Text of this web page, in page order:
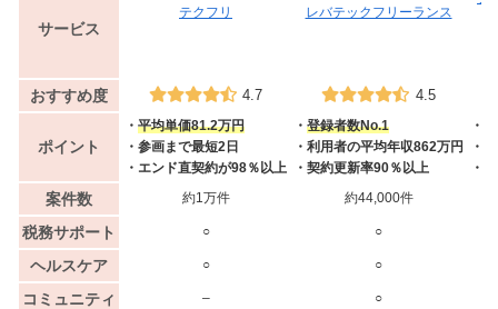
サービス
テクフリ レバテックフリーランス
おすすめ度 4.7 4.5
ポイント
・ 平均単価81.2万円
・参画まで最短2日
・エンド直契約が98％以上
・ 登録者数No.1
・利用者の平均年収862万円
・契約更新率90％以上
・
・
・
案件数 約1万件 約44,000件
税務サポート ○ ○
ヘルスケア ○ ○
コミュニティ – ○